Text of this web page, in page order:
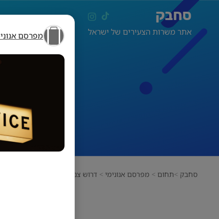
מפרסם
סחבק
אתר משרות הצעירים של ישראל
סחבק תחום מפרסם אנונימי דרוש צנרים, רתכים